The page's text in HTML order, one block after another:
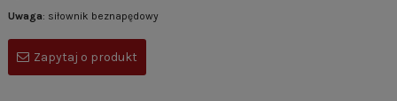
Uwaga: siłownik beznapędowy
Zapytaj o produkt